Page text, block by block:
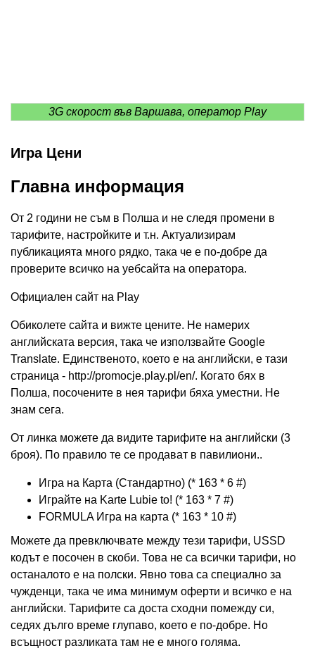
3G скорост във Варшава, оператор Play
Игра Цени
Главна информация
От 2 години не съм в Полша и не следя промени в
тарифите, настройките и т.н. Актуализирам
публикацията много рядко, така че е по-добре да
проверите всичко на уебсайта на оператора.
Официален сайт на Play
Обиколете сайта и вижте цените. Не намерих
английската версия, така че използвайте Google
Translate. Единственото, което е на английски, е тази
страница - http://promocje.play.pl/en/. Когато бях в
Полша, посочените в нея тарифи бяха уместни. Не
знам сега.
От линка можете да видите тарифите на английски (3
броя). По правило те се продават в павилиони..
Игра на Карта (Стандартно) (* 163 * 6 #)
Играйте на Karte Lubie to! (* 163 * 7 #)
FORMULA Игра на карта (* 163 * 10 #)
Можете да превключвате между тези тарифи, USSD
кодът е посочен в скоби. Това не са всички тарифи, но
останалото е на полски. Явно това са специално за
чужденци, така че има минимум оферти и всичко е на
английски. Тарифите са доста сходни помежду си,
седях дълго време глупаво, което е по-добре. Но
всъщност разликата там не е много голяма.